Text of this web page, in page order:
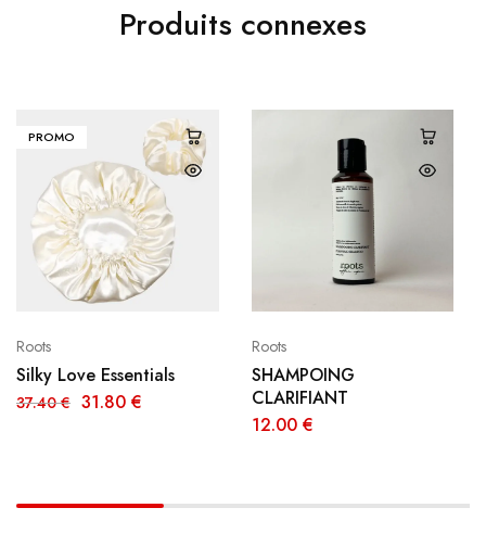
Produits connexes
PROMO
Roots
Silky Love Essentials
37.40€ 31.80 €
Roots
SHAMPOING
CLARIFIANT
12.00 €